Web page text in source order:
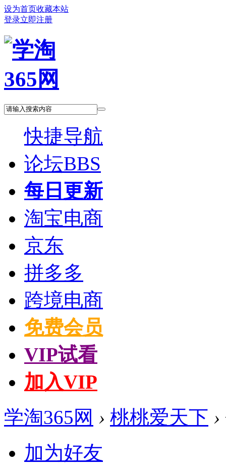
设为首页收藏本站
登录立即注册
快捷导航
论坛BBS
每日更新
淘宝电商
京东
拼多多
跨境电商
免费会员
VIP试看
加入VIP
学淘365网 › 桃桃爱天下 ›
加为好友